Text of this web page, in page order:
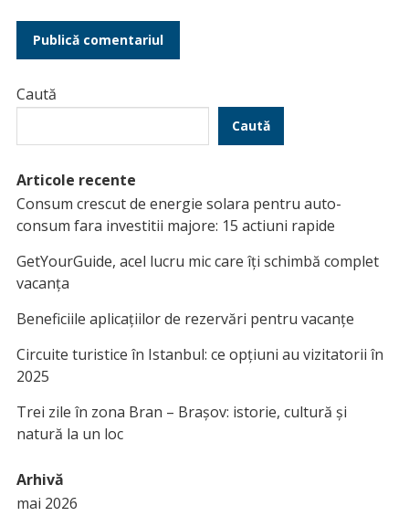
Caută
Caută
Articole recente
Consum crescut de energie solara pentru auto-
consum fara investitii majore: 15 actiuni rapide
GetYourGuide, acel lucru mic care îți schimbă complet
vacanța
Beneficiile aplicațiilor de rezervări pentru vacanțe
Circuite turistice în Istanbul: ce opțiuni au vizitatorii în
2025
Trei zile în zona Bran – Brașov: istorie, cultură și
natură la un loc
Arhivă
mai 2026